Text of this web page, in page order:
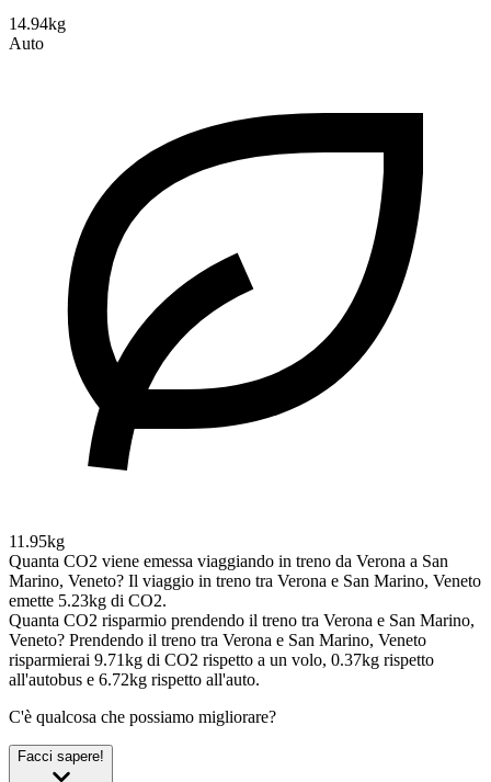
14.94kg
Auto
11.95kg
Quanta CO2 viene emessa viaggiando in treno da Verona a San
Marino, Veneto? Il viaggio in treno tra Verona e San Marino, Veneto
emette 5.23kg di CO2.
Quanta CO2 risparmio prendendo il treno tra Verona e San Marino,
Veneto? Prendendo il treno tra Verona e San Marino, Veneto
risparmierai 9.71kg di CO2 rispetto a un volo, 0.37kg rispetto
all'autobus e 6.72kg rispetto all'auto.
C'è qualcosa che possiamo migliorare?
Facci sapere!